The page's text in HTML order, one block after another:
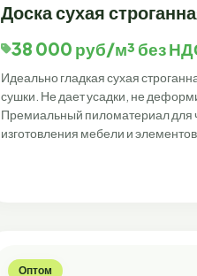
Доска сухая
38 000 руб/м³ без
Идеально гладкая сухая
сушки. Не дает усадки, не
Премиальный пиломатериал для
изготовления мебели и элементов
Оптом